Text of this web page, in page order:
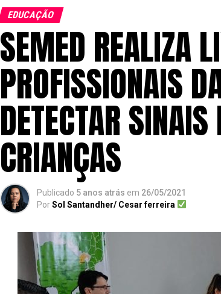
EDUCAÇÃO
SEMED REALIZA
PROFISSIONAIS
DETECTAR
CRIANÇAS
Publicado 5 anos atrás em 26/05/2021
PorSol Santandher/ Cesar ferreira